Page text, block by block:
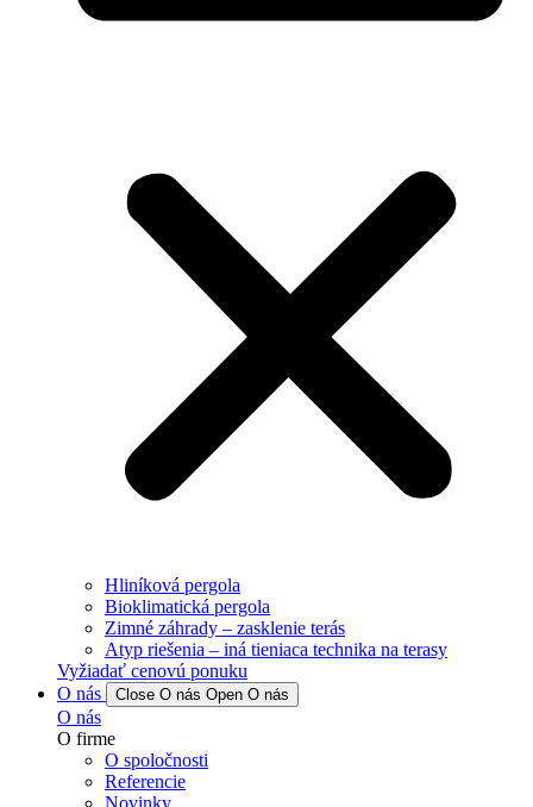
Hliníková pergola
Bioklimatická pergola
Zimné záhrady – zasklenie terás
Atyp riešenia – iná tieniaca technika na terasy
Vyžiadať cenovú ponuku
O nás
Close O nás Open O nás
O nás
O firme
O spoločnosti
Referencie
Novinky